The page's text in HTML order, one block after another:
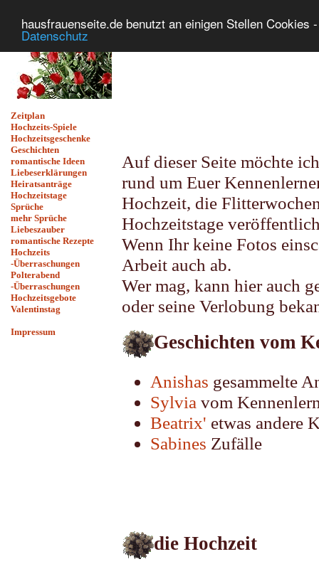
hausfrauenseite.de benutzt an einigen Stellen
Datenschutz
Zeitplan
Hochzeits-Spiele
Hochzeitsgeschenke
Geschichten
romantische Ideen
Liebeserklärungen
Heiratsanträge
Hochzeitstage
Sprüche
mehr Sprüche
Liebeszauber
romantische Rezepte
Hochzeits
-Überraschungen
Polterabend
-Überraschungen
Hochzeitsgebote
Valentinstag
Impressum
Auf dieser Seite möchte
rund um Euer
Hochzeit, die
Hochzeitstage
Wenn Ihr keine Fotos
Arbeit auch ab.
Wer mag, kann hier auch
oder seine Verlobung
Geschichten vom
Anishas gesammelte
Sylvia vom
Beatrix' etwas andere
Sabines Zufälle
die Hochzeit